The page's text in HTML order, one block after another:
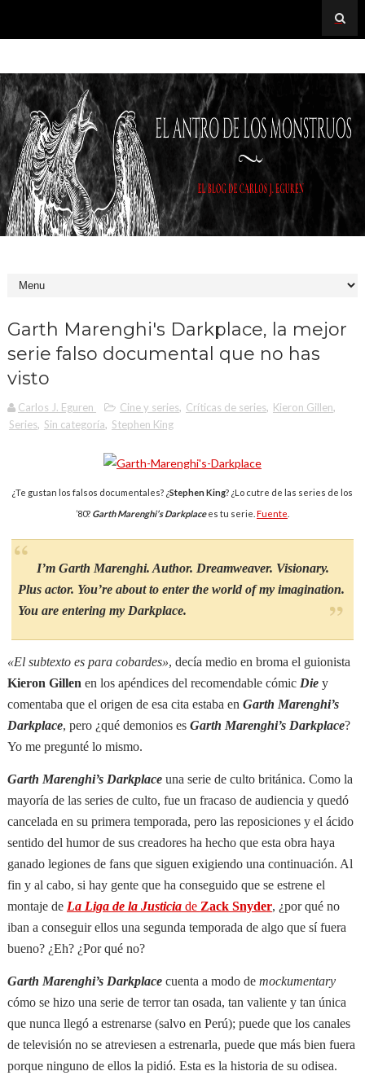
Garth Marenghi's Darkplace, la mejor
serie falso documental que no has
visto
Carlos J. Eguren Cine y series, Críticas de series, Kieron Gillen,
Series, Sin categoría, Stephen King
¿Te gustan los falsos documentales? ¿Stephen King? ¿Lo cutre de las series de los
’80? Garth Marenghi’s Darkplacees tu serie. Fuente
I’m Garth Marenghi. Author. Dreamweaver. Visionary.
Plus actor. You’re about to enter the world of my imagination.
You are entering my Darkplace.
«El subtexto es para cobardes», decía medio en broma el guionista
Kieron Gillen en los apéndices del recomendable cómic Diey
comentaba que el origen de esa cita estaba en Garth Marenghi’s
Darkplace, pero ¿qué demonios es Garth Marenghi’s Darkplace?
Yo me pregunté lo mismo.
Garth Marenghi’s Darkplaceuna serie de culto británica. Como la
mayoría de las series de culto, fue un fracaso de audiencia y quedó
cancelada en su primera temporada, pero las reposiciones y el ácido
sentido del humor de sus creadores ha hecho que esta obra haya
ganado legiones de fans que siguen exigiendo una continuación. Al
fin y al cabo, si hay gente que ha conseguido que se estrene el
montaje de La Liga de la Justiciade Zack Snyder, ¿por qué no
iban a conseguir ellos una segunda temporada de algo que sí fuera
bueno? ¿Eh? ¿Por qué no?
Garth Marenghi’s Darkplacecuenta a modo de mockumentary
cómo se hizo una serie de terror tan osada, tan valiente y tan única
que nunca llegó a estrenarse (salvo en Perú); puede que los canales
de televisión no se atreviesen a estrenarla, puede que más bien fuera
porque ninguno de ellos la pidió. Esta es la historia de su odisea.